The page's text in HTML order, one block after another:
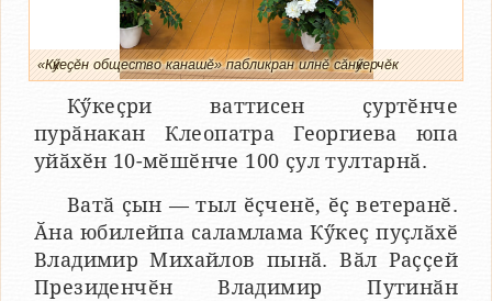
«Кӳкеҫӗн общество канашӗ» пабликран илнӗ сӑнӳкерчӗк
Кӳкеҫри ваттисен ҫуртӗнче
пурӑнакан Клеопатра Георгиева юпа
уйӑхӗн 10-мӗшӗнче 100 ҫул тултарнӑ.
Ватӑ ҫын — тыл ӗҫченӗ, ӗҫ ветеранӗ.
Ӑна юбилейпа саламлама Кӳкеҫ пуҫлӑхӗ
Владимир Михайлов пынӑ. Вӑл Раҫҫей
Президенчӗн Владимир Путинӑн